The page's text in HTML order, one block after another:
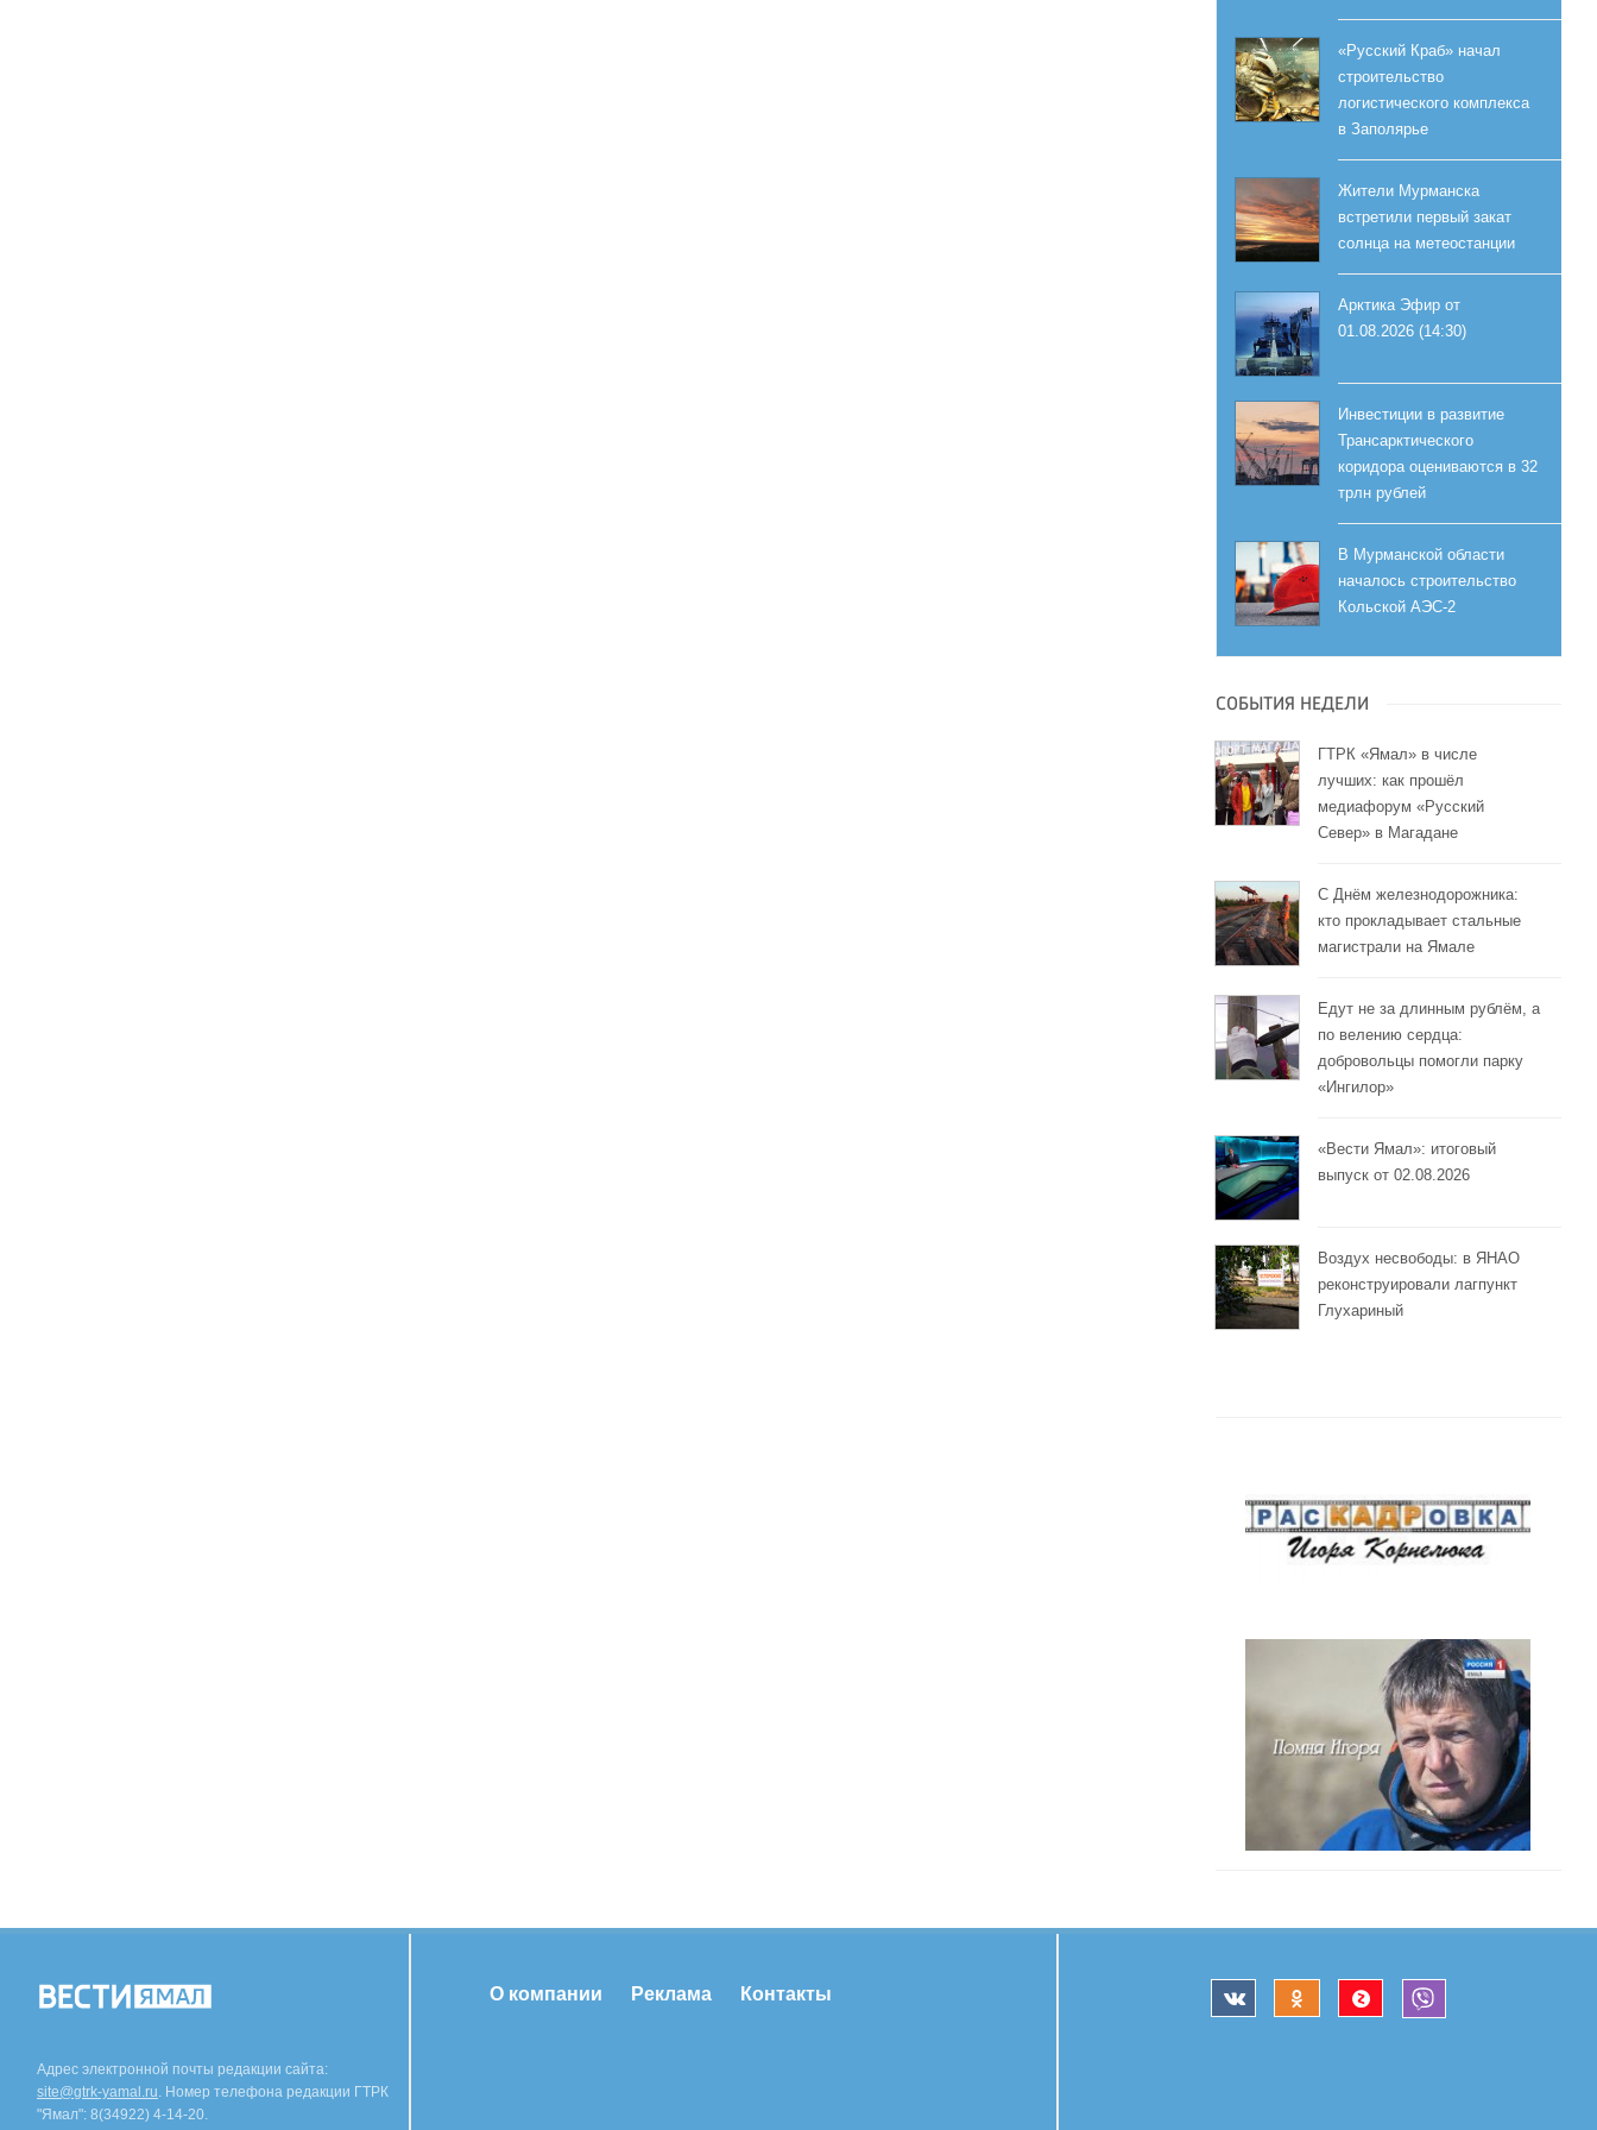
«Русский Краб» начал
строительство
логистического комплекса
в Заполярье
Жители Мурманска
встретили первый закат
солнца на метеостанции
Арктика Эфир от
01.08.2026 (14:30)
Инвестиции в развитие
Трансарктического
коридора оцениваются в 32
трлн рублей
В Мурманской области
началось строительство
Кольской АЭС-2
СОБЫТИЯ НЕДЕЛИ
ГТРК «Ямал» в числе
лучших: как прошёл
медиафорум «Русский
Север» в Магадане
С Днём железнодорожника:
кто прокладывает стальные
магистрали на Ямале
Едут не за длинным рублём, а
по велению сердца:
добровольцы помогли парку
«Ингилор»
«Вести Ямал»: итоговый
выпуск от 02.08.2026
Воздух несвободы: в ЯНАО
реконструировали лагпункт
Глухариный
Адрес электронной почты редакции сайта:
site@gtrk-yamal.ru. Номер телефона редакции ГТРК
"Ямал": 8(34922) 4-14-20.
О компании Реклама Контакты